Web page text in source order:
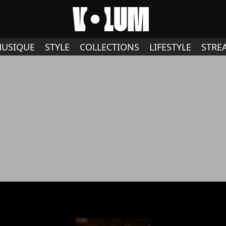
STYLE COLLECTIONS LIFESTYLE